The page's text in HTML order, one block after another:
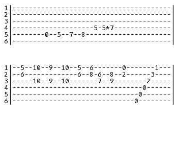
1|---------------------------------------|
2|---------------------------------------|
3|---------------------------------------|
4|--------------------5-5*7--------------|
5|--------0--5--7--8---------------------|
6|---------------------------------------|
1|--5--10--9--10--5--6-------0-------1---|
2|--6-------------6--8-6--8--2------3----|
3|-----10--9--10-------7--9--------2-----|
4|--------------------------------0------|
5|-------------------------------0-------|
6|------------------------------0--------|